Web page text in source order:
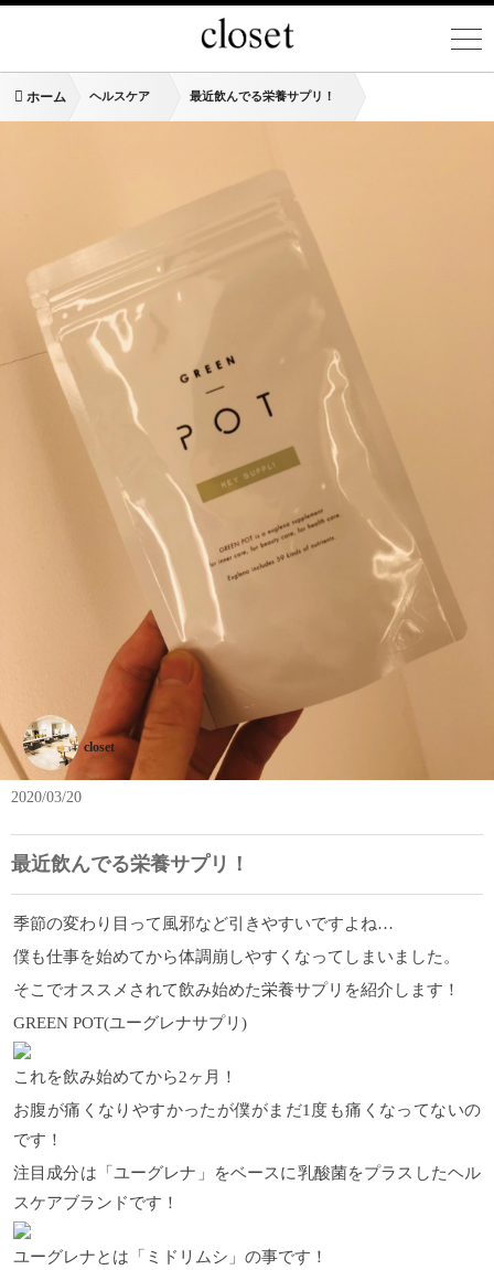
ホーム ヘルスケア 最近飲んでる栄養サプリ！
closet
2020/03/20
最近飲んでる栄養サプリ！
季節の変わり目って風邪など引きやすいですよね…
僕も仕事を始めてから体調崩しやすくなってしまいました。
そこでオススメされて飲み始めた栄養サプリを紹介します！
GREEN POT(ユーグレナサプリ)
これを飲み始めてから2ヶ月！
お腹が痛くなりやすかったが僕がまだ1度も痛くなってないの
です！
注目成分は「ユーグレナ」をベースに乳酸菌をプラスしたヘル
スケアブランドです！
ユーグレナとは「ミドリムシ」の事です！